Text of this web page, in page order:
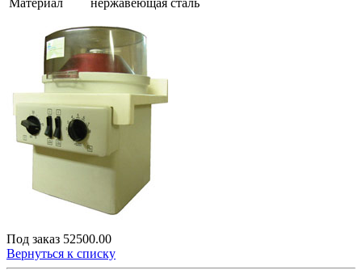
Материал
нержавеющая сталь
Под заказ 52500.00
Вернуться к списку